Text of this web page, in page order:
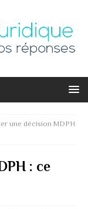
une décision MDPH
: ce